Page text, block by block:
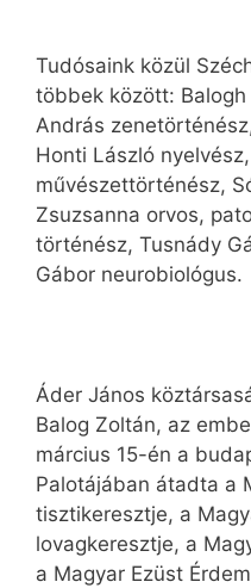
Tudósaink közül
többek között:
András
Honti László
művészettörténész,
Zsuzsanna orvos,
történész, Tusnády
Gábor neurobiológus.
Áder János
Balog Zoltán, az
március 15-én a
Palotájában átadta a
tisztikeresztje, a
lovagkeresztje, a
a Magyar Ezüst